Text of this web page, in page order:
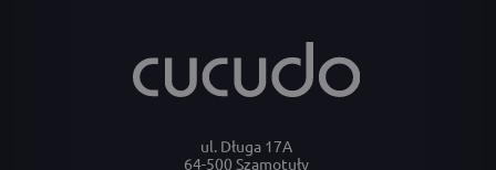
ul. Długa 17A
64-500 Szamotuły